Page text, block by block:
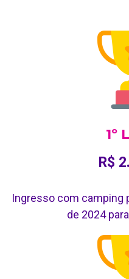
1º
R$
Ingresso com camping
de 2024